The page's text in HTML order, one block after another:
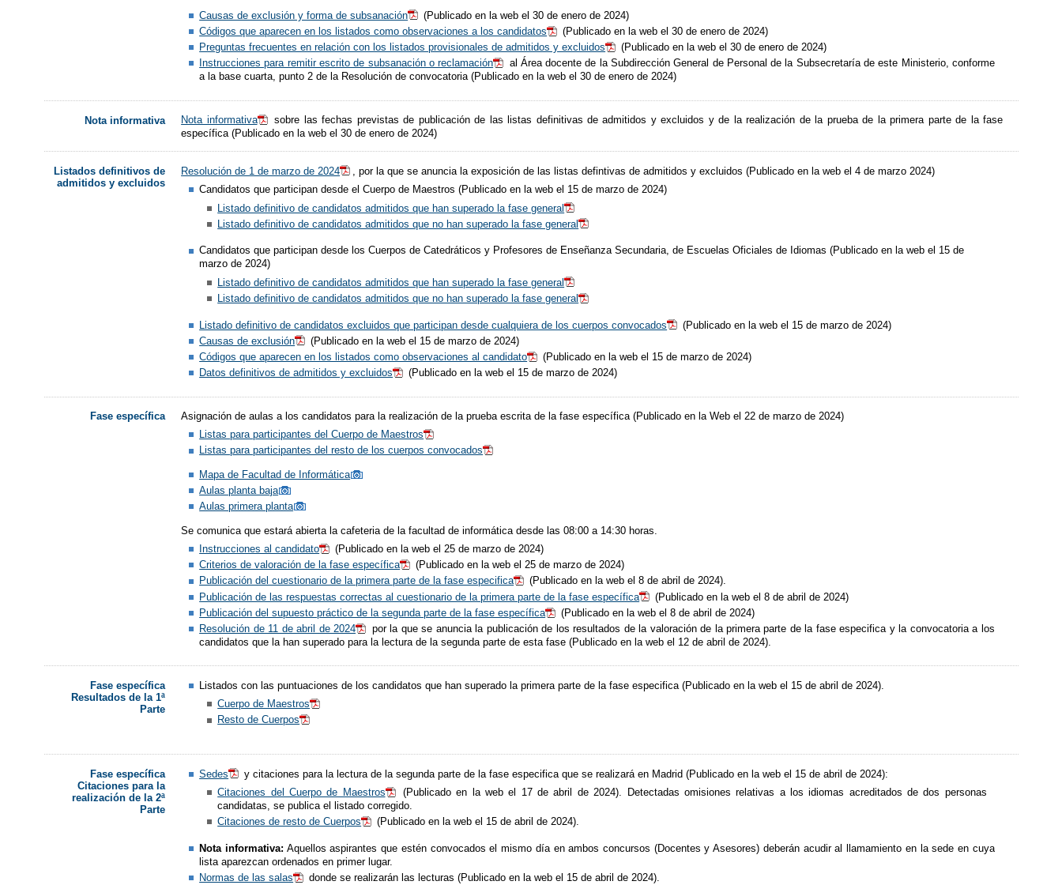
Causas de exclusión y forma de subsanación
(Publicado en la web el 30 de enero de 2024)
Códigos que aparecen en los listados como observaciones a los candidatos
(Publicado en la web el 30 de enero de 2024)
Preguntas frecuentes en relación con los listados provisionales de admitidos y excluidos
(Publicado en la web el 30 de enero de 2024)
Instrucciones para remitir escrito de subsanación o reclamación
al Área docente de la Subdirección General de Personal de la Subsecretaría de este Ministerio, conforme
a la base cuarta, punto 2 de la Resolución de convocatoria (Publicado en la web el 30 de enero de 2024)
Nota informativa Nota informativa
sobre las fechas previstas de publicación de las listas definitivas de admitidos y excluidos y de la realización de la prueba de la primera parte de la fase
específica (Publicado en la web el 30 de enero de 2024)
Listados definitivos de
admitidos y excluidos
Resolución de 1 de marzo de 2024
, por la que se anuncia la exposición de las listas defintivas de admitidos y excluidos (Publicado en la web el 4 de marzo 2024)
Candidatos que participan desde el Cuerpo de Maestros (Publicado en la web el 15 de marzo de 2024)
Listado definitivo de candidatos admitidos que han superado la fase general
Listado definitivo de candidatos admitidos que no han superado la fase general
Candidatos que participan desde los Cuerpos de Catedráticos y Profesores de Enseñanza Secundaria, de Escuelas Oficiales de Idiomas (Publicado en la web el 15 de
marzo de 2024)
Listado definitivo de candidatos admitidos que han superado la fase general
Listado definitivo de candidatos admitidos que no han superado la fase general
Listado definitivo de candidatos excluidos que participan desde cualquiera de los cuerpos convocados
(Publicado en la web el 15 de marzo de 2024)
Causas de exclusión
(Publicado en la web el 15 de marzo de 2024)
Códigos que aparecen en los listados como observaciones al candidato
(Publicado en la web el 15 de marzo de 2024)
Datos definitivos de admitidos y excluidos
(Publicado en la web el 15 de marzo de 2024)
Fase específica
Asignación de aulas a los candidatos para la realización de la prueba escrita de la fase específica (Publicado en la Web el 22 de marzo de 2024)
Listas para participantes del Cuerpo de Maestros
Listas para participantes del resto de los cuerpos convocados
Mapa de Facultad de Informática
Aulas planta baja
Aulas primera planta
Se comunica que estará abierta la cafeteria de la facultad de informática desde las 08:00 a 14:30 horas.
Instrucciones al candidato
(Publicado en la web el 25 de marzo de 2024)
Criterios de valoración de la fase específica
(Publicado en la web el 25 de marzo de 2024)
Publicación del cuestionario de la primera parte de la fase especifica​
(Publicado en la web el 8 de abril de 2024).
Publicación de las respuestas correctas al cuestionario de la primera parte de la fase específica
(Publicado en la web el 8 de abril de 2024)
Publicación del supuesto práctico de la segunda parte de la fase específica
​ (Publicado en la web el 8 de abril de 2024)
Resolución de 11 de abril de 2024
por la que se anuncia la publicación de los resultados de la valoración de la primera parte de la fase especifica y la convocatoria a los
candidatos que la han superado para la lectura de la segunda parte de esta fase (Publicado en la web el 12 de abril de 2024).
Fase específica
Resultados de la 1ª
Parte
Listados con las puntuaciones de los candidatos que han superado la primera parte de la fase especifica (Publicado en la web el 15 de abril de 2024).
Cuerpo de Maestros
Resto de Cuerpos
Fase específica
Citaciones para la
realización de la 2ª
Parte
Sedes
y citaciones para la lectura de la segunda parte de la fase especifica que se realizará en Madrid (Publicado en la web el 15 de abril de 2024):
Citaciones del Cuerpo de Maestros
(Publicado en la web el 17 de abril de 2024). Detectadas omisiones relativas a los idiomas acreditados de dos personas
candidatas, se publica el listado corregido.
Citaciones de resto de Cuerpos
(Publicado en la web el 15 de abril de 2024).
Nota informativa: Aquellos aspirantes que estén convocados el mismo día en ambos concursos (Docentes y Asesores) deberán acudir al llamamiento en la sede en cuya
lista aparezcan ordenados en primer lugar.
Normas de las salas
donde se realizarán las lecturas (Publicado en la web el 15 de abril de 2024).